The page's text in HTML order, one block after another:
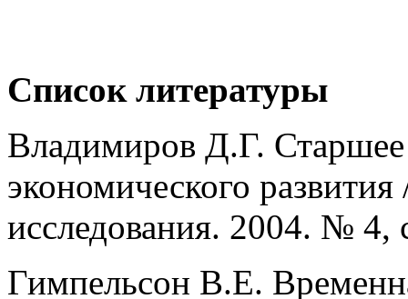
Список литературы
Владимиров Д.Г. Старшее
экономического
исследования. 2004. № 4,
Гимпельсон В.Е.